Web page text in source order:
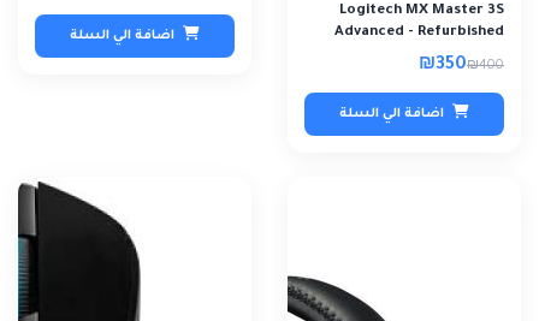
Logitech MX Master 3S
Advanced - Refurbished
₪400
₪350
اضافة الي السلة
اضافة الي السلة